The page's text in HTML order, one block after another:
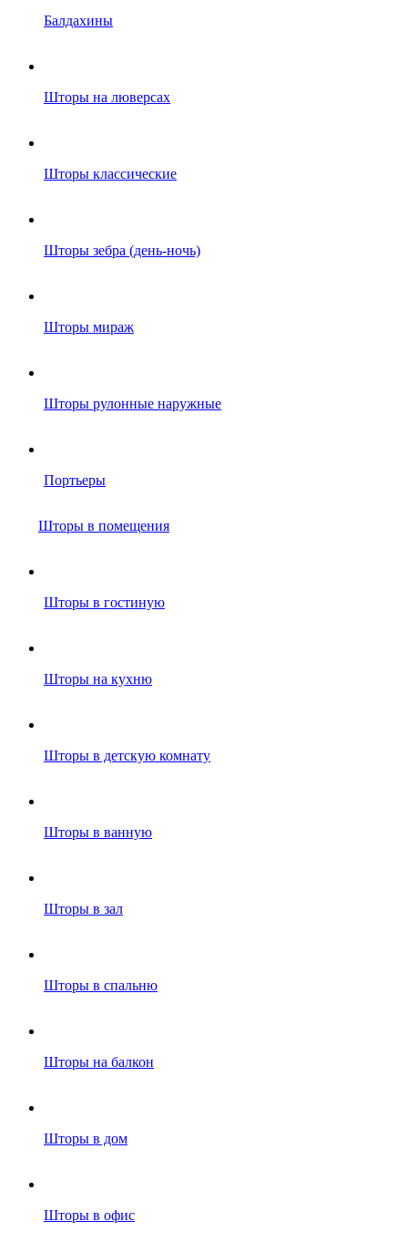
Балдахины
Шторы на люверсах
Шторы классические
Шторы зебра (день-ночь)
Шторы мираж
Шторы рулонные наружные
Портьеры
Шторы в помещения
Шторы в гостиную
Шторы на кухню
Шторы в детскую комнату
Шторы в ванную
Шторы в зал
Шторы в спальню
Шторы на балкон
Шторы в дом
Шторы в офис